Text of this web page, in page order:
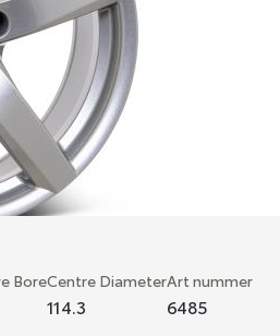
BoreCentre Diameter
114.3
Art nummer
6485